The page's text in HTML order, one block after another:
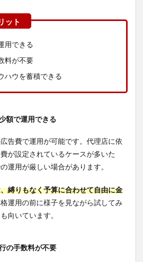
用できる
料が不要
ハウを蓄積できる
額で運用できる
告費で運用が可能です。代理店に依
が設定されているケースが多いた
運用が厳しい場合があります。
縛りもなく予算に合わせて自由に金
運用の前に様子を見ながら試してみ
向いています。
の手数料が不要